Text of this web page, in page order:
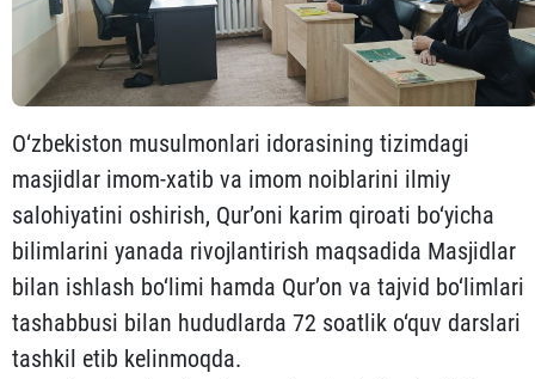
O‘zbekiston musulmonlari idorasining tizimdagi
masjidlar imom-xatib va imom noiblarini ilmiy
salohiyatini oshirish, Qur’oni karim qiroati bo‘yicha
bilimlarini yanada rivojlantirish maqsadida Masjidlar
bilan ishlash bo‘limi hamda Qur’on va tajvid bo‘limlari
tashabbusi bilan hududlarda 72 soatlik o‘quv darslari
tashkil etib kelinmoqda.